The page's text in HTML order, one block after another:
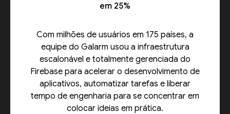
em 25%
Com milhões de usuários em 175 países, a
equipe do Galarm usou a infraestrutura
escalonável e totalmente gerenciada do
Firebase para acelerar o desenvolvimento de
aplicativos, automatizar tarefas e liberar
tempo de engenharia para se concentrar em
colocar ideias em prática.